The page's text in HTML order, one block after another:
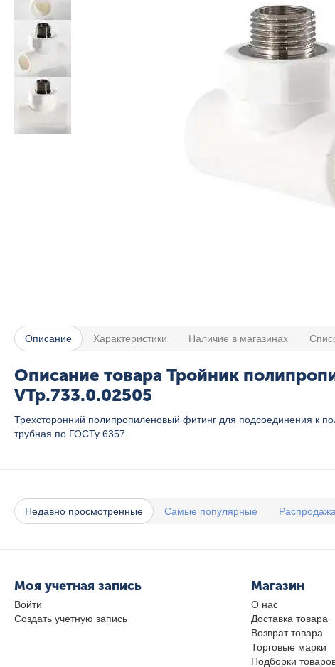
Описание Характеристики Наличие в магазинах
Описание товара Тройник
VTp.733.0.02505
Трехсторонний полипропиленовый фитинг для подсоединения к
трубная по ГОСТу 6357.
Недавно просмотренные Самые популярные Распродажа
Моя учетная запись
Войти
Создать учетную запись
Магазин
О нас
Доставка товара
Возврат товара
Торговые марки
Подборки